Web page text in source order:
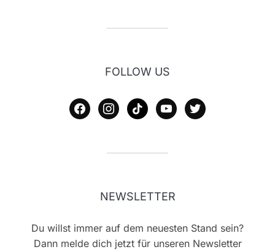
FOLLOW US
facebookinstagram
tiktok youtubetwitter
NEWSLETTER
Du willst immer auf dem neuesten Stand sein?
Dann melde dich jetzt für unseren Newsletter